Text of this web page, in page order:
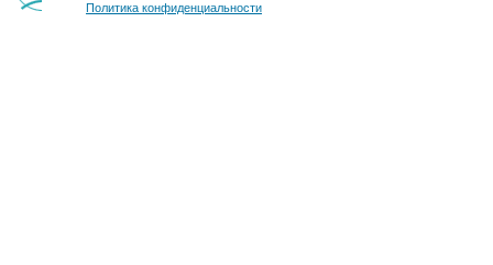
Политика конфиденциальности